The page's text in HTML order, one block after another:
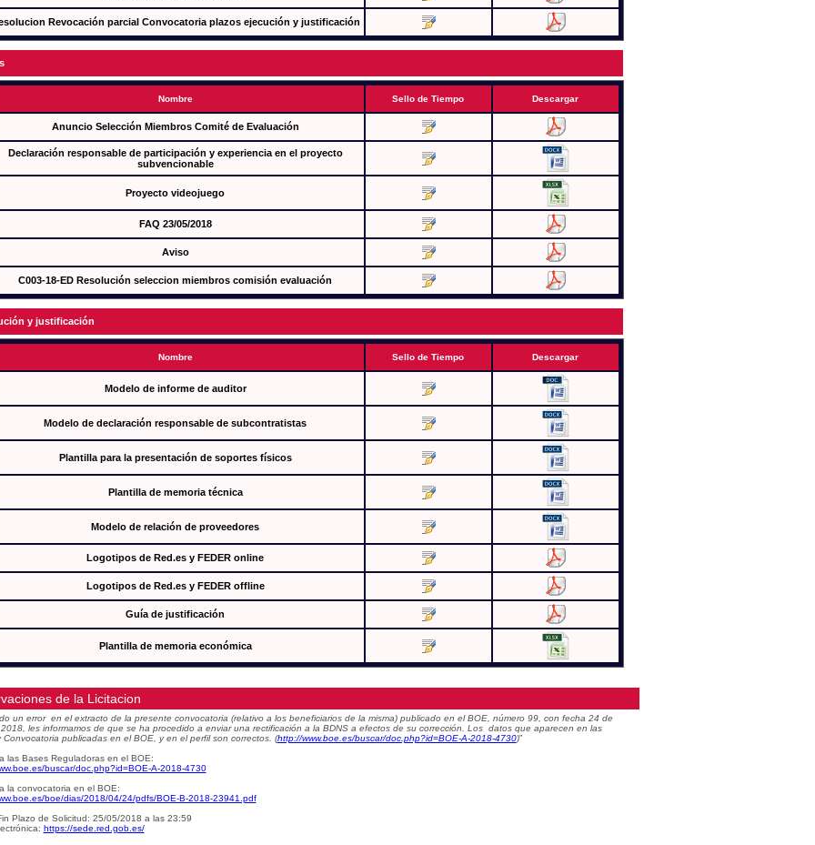
Revocación parcial Convocatoria plazos ejecución y justificación
Nombre Sello de Tiempo Descargar
Anuncio Selección Miembros Comité de Evaluación
Declaración responsable de participación y experiencia en el proyecto
subvencionable
Proyecto videojuego
FAQ 23/05/2018
Aviso
C003-18-ED Resolución seleccion miembros comisión evaluación
y justificación
Nombre Sello de Tiempo Descargar
Modelo de informe de auditor
Modelo de declaración responsable de subcontratistas
Plantilla para la presentación de soportes físicos
Plantilla de memoria técnica
Modelo de relación de proveedores
Logotipos de Red.es y FEDER online
Logotipos de Red.es y FEDER offline
Guía de justificación
Plantilla de memoria económica
de la Licitacion
un error en el extracto de la presente convocatoria (relativo a los beneficiarios de la misma) publicado en el BOE, número 99, con fecha 24 de
les informamos de que se ha procedido a enviar una rectificación a la BDNS a efectos de su corrección. Los datos que aparecen en las
Convocatoria publicadas en el BOE, y en el perfil son correctos. (http://www.boe.es/buscar/doc.php?id=BOE-A-2018-4730)”
las Bases Reguladoras en el BOE:
buscar/doc.php?id=BOE-A-2018-4730
la convocatoria en el BOE:
boe/dias/2018/04/24/pdfs/BOE-B-2018-23941.pdf
Plazo de Solicitud: 25/05/2018 a las 23:59
https://sede.red.gob.es/